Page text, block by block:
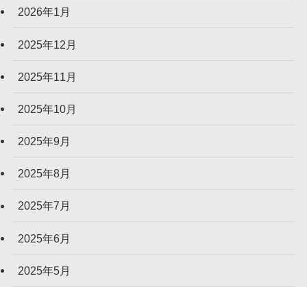
2026年1月
2025年12月
2025年11月
2025年10月
2025年9月
2025年8月
2025年7月
2025年6月
2025年5月